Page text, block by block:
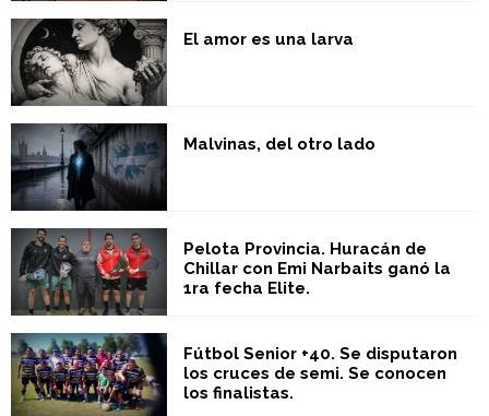
El amor es una larva
Malvinas, del otro lado
Pelota Provincia. Huracán de
Chillar con Emi Narbaits ganó la
1ra fecha Elite.
Fútbol Senior +40. Se disputaron
los cruces de semi. Se conocen
los finalistas.